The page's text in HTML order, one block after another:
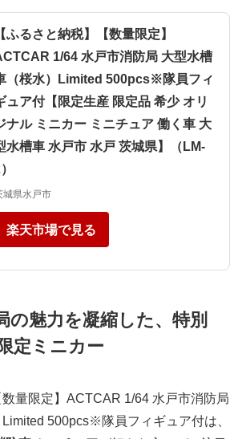
【ふるさと納税】【数量限定】
1/64 水戸市消防局 大型水槽
（桜水）Limited 500pcs※隊員フィ
ュア付【限定生産 限定品 希少 オリ
ナル ミニカー ミニチュア 働く車 大
水槽車 水戸市 水戸 茨城県】（LM-
城県水戸市
楽天市場で見る
の魅力を凝縮した、特別
定ミニカー
数量限定】ACTCAR 1/64 水戸市消防局
500pcs※隊員フィギュア付は、